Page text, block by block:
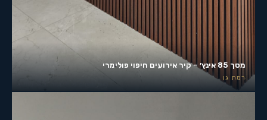
מסך 85 אינץ׳ – קיר אירועים חיפוי פולימרי
רמת גן